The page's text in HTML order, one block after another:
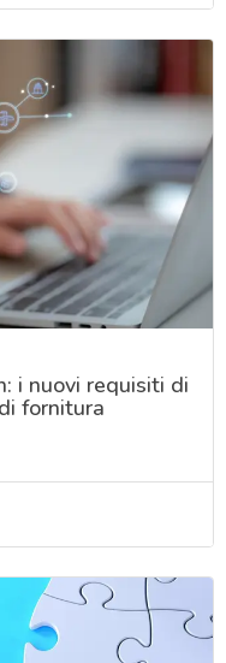
i nuovi requisiti di
fornitura